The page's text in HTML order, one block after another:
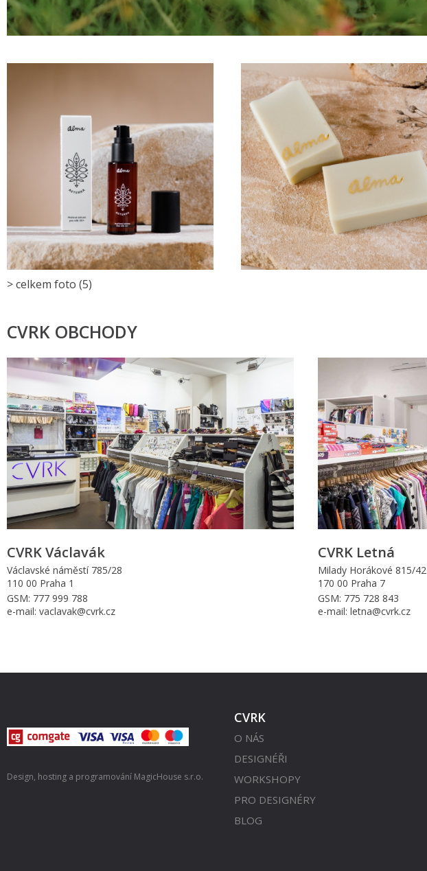
> celkem foto (5)
CVRK OBCHODY
CVRK Václavák
Václavské náměstí 785/28
110 00 Praha 1
GSM: 777 999 788
e-mail: vaclavak@cvrk.cz
CVRK Letná
Milady Horákové 815/42
170 00 Praha 7
GSM: 775 728 843
e-mail: letna@cvrk.cz
Design, hosting a programování MagicHouse s.r.o.
CVRK
O NÁS
DESIGNÉŘI
WORKSHOPY
PRO DESIGNÉRY
BLOG